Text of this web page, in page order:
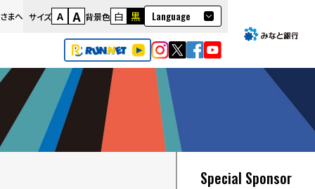
まへ サイズ A A 背景色 白 黒 Language
日本語
English
繁體語
Special Sponsor